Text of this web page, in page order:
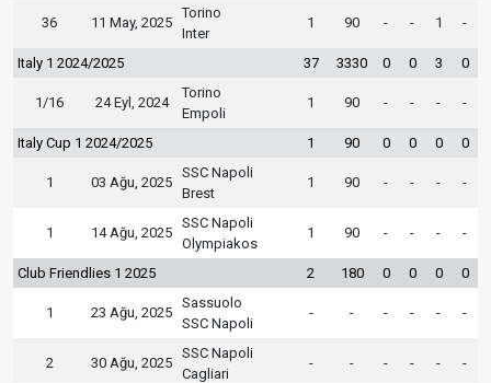
36 11 May, 2025
Torino
Inter
1 90 - - 1 -
Italy 1 2024/2025 37 3330 0 0 3 0
1/16 24 Eyl, 2024
Torino
Empoli
1 90 - - - -
Italy Cup 1 2024/2025 1 90 0 0 0 0
1 03 Ağu, 2025
SSC Napoli
Brest
1 90 - - - -
1 14 Ağu, 2025
SSC Napoli
Olympiakos
1 90 - - - -
Club Friendlies 1 2025 2 180 0 0 0 0
1 23 Ağu, 2025
Sassuolo
SSC Napoli
- - - - - -
2 30 Ağu, 2025
SSC Napoli
Cagliari
- - - - - -